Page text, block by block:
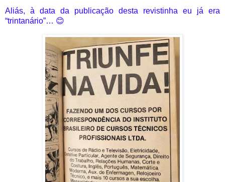
Aliás, à data da publicação desta revistinha eu já era
“trintanário”… 😊